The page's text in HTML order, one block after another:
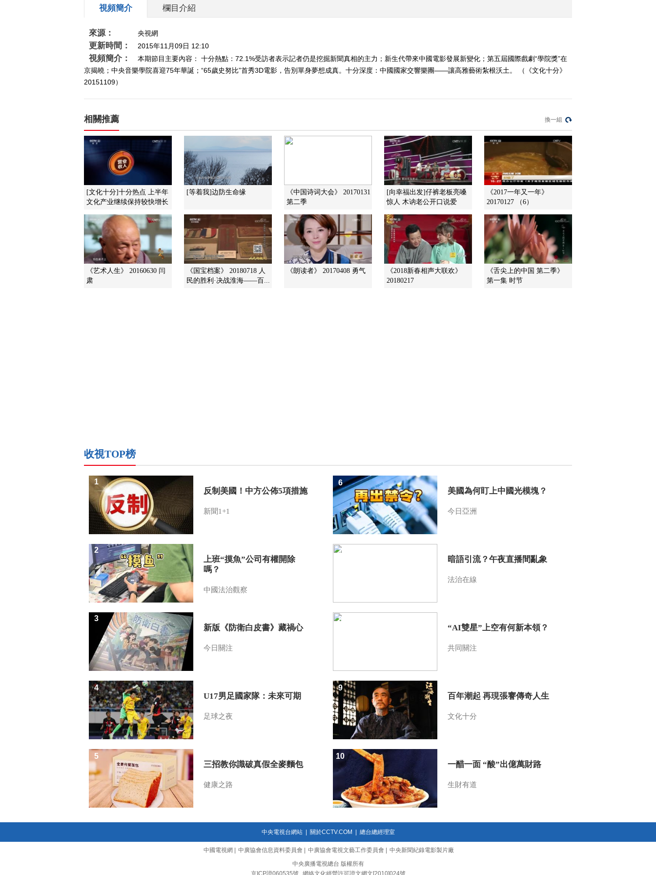
2015-11-02 13:11:09
2015-10-30 12:43:02
《文化十分》 20151029
2015-10-29 12:41:08
《文化十分》 20151028
2015-10-19 13:17:08
《文化十分》 20151014
視頻簡介 欄目介紹
來源： 央視網
更新時間： 2015年11月09日 12:10
視頻簡介：
本期節目主要內容： 十分熱點：72.1%受訪者表示記者仍是挖掘新聞真相的主力；新生代帶來中國電影發展新變化；第五屆國際戲劇“學院獎”在
京揭曉；中央音樂學院喜迎75年華誕；“65歲史努比”首秀3D電影，告別單身夢想成真。十分深度：中國國家交響樂團——讓高雅藝術紮根沃土。 （《文化十分》
20151109）
相關推薦 換一組
[文化十分]十分热点 上半年
文化产业继续保持较快增长
[等着我]边防生命缘
《中国诗词大会》 20170131
第二季
[向幸福出发]仔裤老板亮嗓
惊人 木讷老公开口说爱
《2017一年又一年》
20170127 （6）
《艺术人生》 20160630 闫
肃
《国宝档案》 20180718 人
民的胜利·决战淮海——百...
《朗读者》 20170408 勇气
《2018新春相声大联欢》
20180217
《舌尖上的中国 第二季》
第一集 时节
收視TOP榜
反制美國！中方公佈5項措施
新聞1+1
1
上班“摸魚”公司有權開除
嗎？
中國法治觀察
2
新版《防衛白皮書》藏禍心
今日關注
3
U17男足國家隊：未來可期
足球之夜
4
三招教你識破真假全麥麵包
健康之路
5
美國為何盯上中國光模塊？
今日亞洲
6
暗語引流？午夜直播間亂象
法治在線
7
“AI雙星”上空有何新本領？
共同關注
8
百年潮起 再現張謇傳奇人生
文化十分
9
一醋一面 “酸”出億萬財路
生財有道
10
中央電視台網站| 關於CCTV.COM 總台總經理室
中國電視網 中廣協會信息資料委員會 中廣協會電視文藝工作委員會
中央新聞紀錄電影製片廠
中央廣播電視總台 版權所有
京ICP證060535號
網絡文化經營許可證文網文[2010]024號